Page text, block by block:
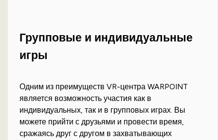
Групповые и индивидуальные
игры
Одним из преимуществ VR-центра WARPOINT
является возможность участия как в
индивидуальных, так и в групповых играх. Вы
можете прийти с друзьями и провести время,
сражаясь друг с другом в захватывающих